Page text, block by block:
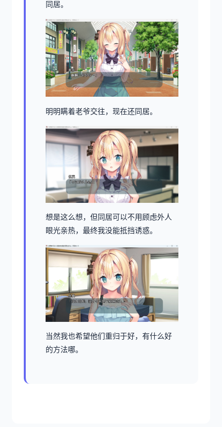
同居。
明明瞒着老爷交往，现在还同居。
想是这么想，但同居可以不用顾虑外人
眼光亲热，最终我没能抵挡诱惑。
当然我也希望他们重归于好，有什么好
的方法哪。